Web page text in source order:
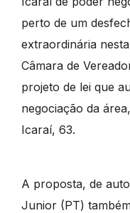
perto de um
extraordinária
Câmara de
projeto de lei que
negociação da
Icaraí, 63.
A proposta, de
Junior (PT)